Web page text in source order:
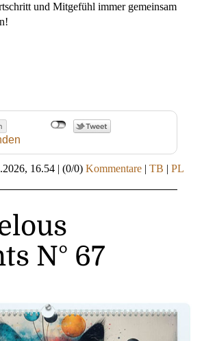
und Mitgefühl immer gemeinsam
16.54 | (0/0) Kommentare | TB | PL
N° 67